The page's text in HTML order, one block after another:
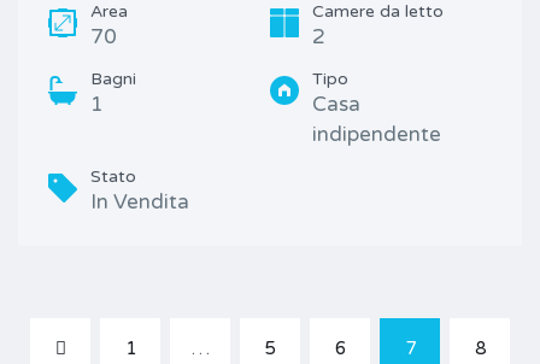
Area
70
Camere da letto
2
Bagni
1
Tipo
Casa
indipendente
Stato
In Vendita
1 … 5 6 7 8